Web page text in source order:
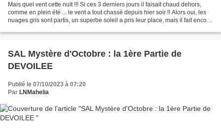
Mais quel vent cette nuit !!! Si ces 3 derniers jours il faisait chaud dehors,
comme en plein été ... le vent a tout chassé depuis hier soir !! Alors oui, les
nuages gris sont partis, un superbe soleil a pris leur place, mais il fait encore
SAL Mystère d'Octobre : la 1ère Partie de
DEVOILEE
Publié le 07/10/2023 à 07:20
Par LNMahelia